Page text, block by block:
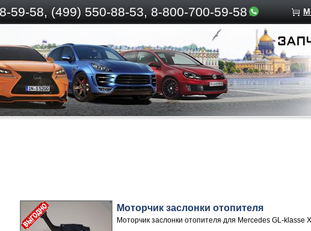
59-58, (499) 550-88-53, 8-800-700-59-58
Моторчик заслонки отопителя
Моторчик заслонки отопителя для Mercedes GL-klasse